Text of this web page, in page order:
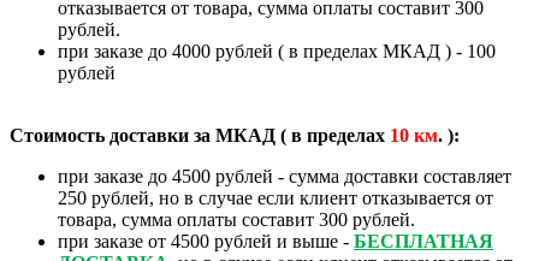
отказывается от товара, сумма оплаты составит 300
рублей.
при заказе до 4000 рублей ( в пределах МКАД ) - 100
рублей
Стоимость доставки за МКАД ( в пределах 10 км. ):
при заказе до 4500 рублей - сумма доставки составляет
250 рублей, но в случае если клиент отказывается от
товара, сумма оплаты составит 300 рублей.
при заказе от 4500 рублей и выше - БЕСПЛАТНАЯ